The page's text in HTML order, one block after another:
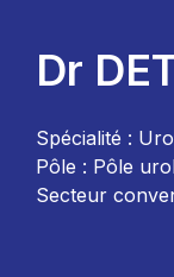
Dr
Spécialité :
Pôle : Pôle
Secteur